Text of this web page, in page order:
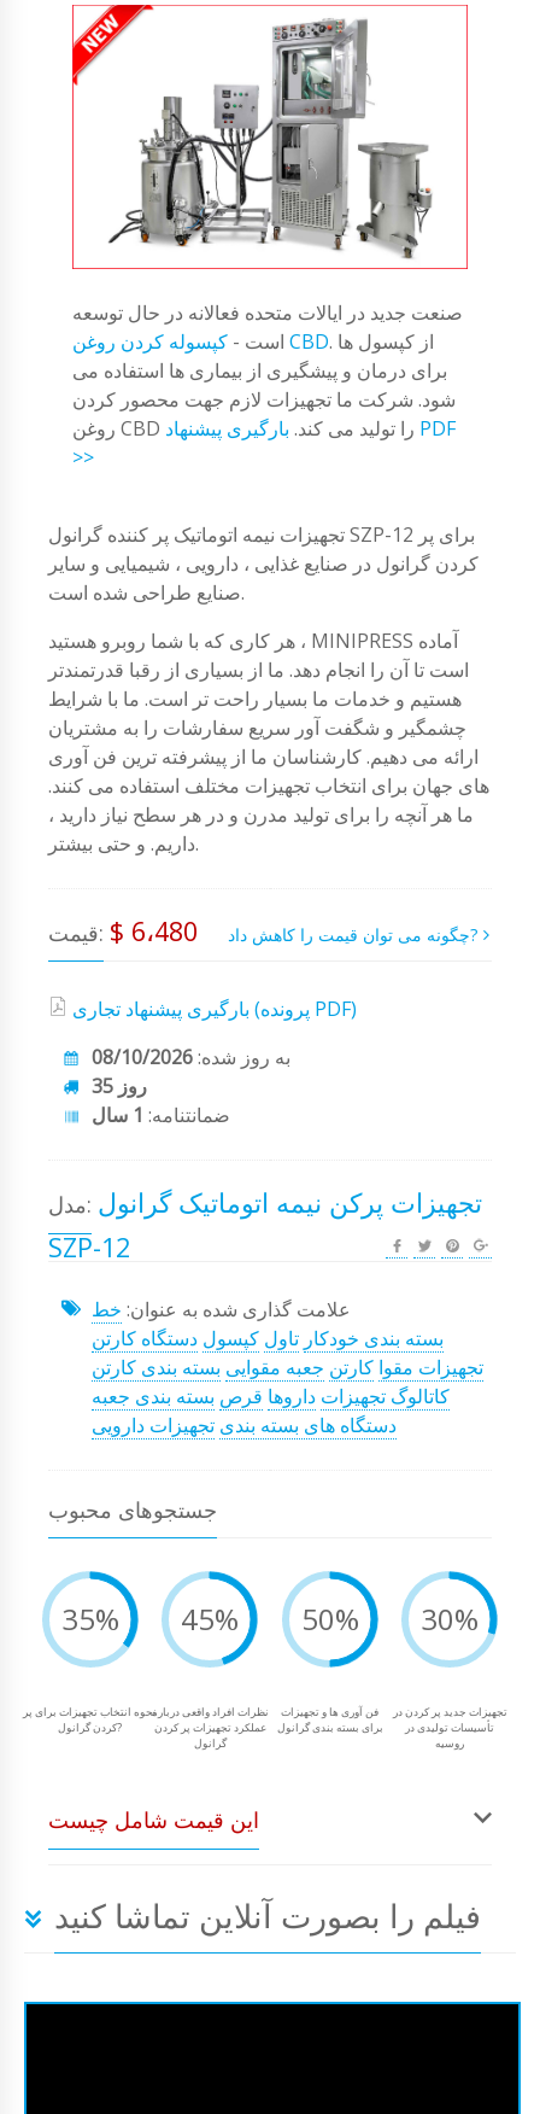
صنعت جدید در ایالات متحده فعالانه در حال توسعه
است - کپسوله کردن روغن CBD. از کپسول ها
برای درمان و پیشگیری از بیماری ها استفاده می
شود. شرکت ما تجهیزات لازم جهت محصور کردن
روغن CBD را تولید می کند. بارگیری پیشنهاد PDF
>>
تجهیزات نیمه اتوماتیک پر کننده گرانول SZP-12 برای پر
کردن گرانول در صنایع غذایی ، دارویی ، شیمیایی و سایر
صنایع طراحی شده است.
هر کاری که با شما روبرو هستید ، MINIPRESS آماده
است تا آن را انجام دهد. ما از بسیاری از رقبا قدرتمندتر
هستیم و خدمات ما بسیار راحت تر است. ما با شرایط
چشمگیر و شگفت آور سریع سفارشات را به مشتریان
ارائه می دهیم. کارشناسان ما از پیشرفته ترین فن آوری
های جهان برای انتخاب تجهیزات مختلف استفاده می کنند.
ما هر آنچه را برای تولید مدرن و در هر سطح نیاز دارید ،
داریم. و حتی بیشتر.
قیمت: $ 6،480 چگونه می توان قیمت را کاهش داد?
بارگیری پیشنهاد تجاری (پرونده PDF)
به روز شده:08/10/2026
35 روز
ضمانتنامه: 1 سال
مدل: تجهیزات پرکن نیمه اتوماتیک گرانول
SZP-12
علامت گذاری شده به عنوان: خط
بسته بندی خودکار تاول کپسول دستگاه کارتن
تجهیزات مقوا کارتن جعبه مقوایی بسته بندی کارتن
کاتالوگ تجهیزات داروها قرص بسته بندی جعبه
دستگاه های بسته بندی تجهیزات دارویی
جستجوهای محبوب
35%
نحوه انتخاب تجهیزات برای پر
کردن گرانول?
45%
نظرات افراد واقعی درباره
عملکرد تجهیزات پر کردن
گرانول
50%
فن آوری ها و تجهیزات
برای بسته بندی گرانول
30%
تجهیزات جدید پر کردن در
تأسیسات تولیدی در
روسیه
این قیمت شامل چیست
فیلم را بصورت آنلاین تماشا کنید